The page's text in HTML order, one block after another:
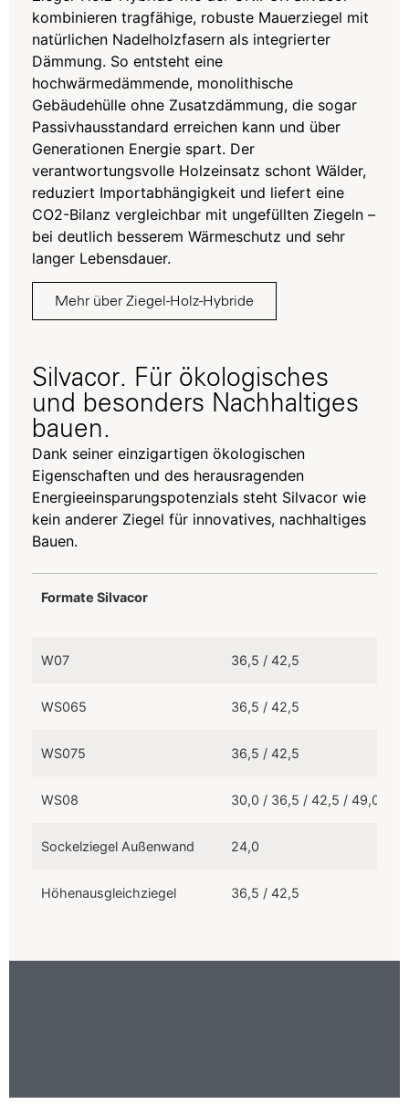
kombinieren tragfähige, robuste Mauerziegel mit
natürlichen Nadelholzfasern als integrierter
Dämmung. So entsteht eine
hochwärmedämmende, monolithische
Gebäudehülle ohne Zusatzdämmung, die sogar
Passivhausstandard erreichen kann und über
Generationen Energie spart. Der
verantwortungsvolle Holzeinsatz schont Wälder,
reduziert Importabhängigkeit und liefert eine
CO2-Bilanz vergleichbar mit ungefüllten Ziegeln –
bei deutlich besserem Wärmeschutz und sehr
langer Lebensdauer.
Mehr über Ziegel-Holz-Hybride
Silvacor. Für ökologisches
und besonders Nachhaltiges
bauen.
Dank seiner einzigartigen ökologischen
Eigenschaften und des herausragenden
Energieeinsparungspotenzials steht Silvacor wie
kein anderer Ziegel für innovatives, nachhaltiges
Bauen.
Formate Silvacor
W07
36,5 / 42,5
WS065 36,5 / 42,5
WS075 36,5 / 42,5
WS08 30,0 / 36,5 / 42,5 / 49,0
Sockelziegel Außenwand 24,0
Höhenausgleichziegel 36,5 / 42,5